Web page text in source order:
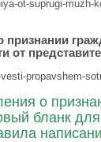
признании
от
о
бланк для